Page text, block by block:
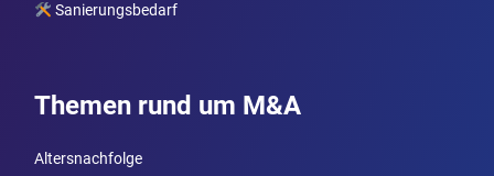
Sanierungsbedarf
Themen rund um M&A
Altersnachfolge